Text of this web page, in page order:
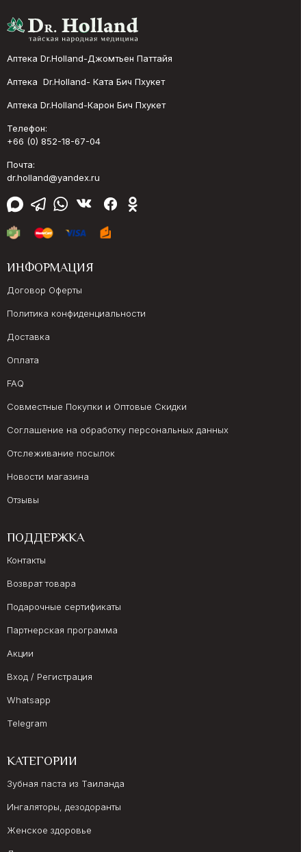
Аптека Dr.Holland-Джомтьен Паттайя
Аптека Dr.Holland- Ката Бич Пхукет
Аптека Dr.Holland-Карон Бич Пхукет
Телефон:
+66 (0) 852-18-67-04
Почта:
dr.holland@yandex.ru
ИНФОРМАЦИЯ
Договор Оферты
Политика конфиденциальности
Доставка
Оплата
FAQ
Совместные Покупки и Оптовые Скидки
Соглашение на обработку персональных данных
Отслеживание посылок
Новости магазина
Отзывы
ПОДДЕРЖКА
Контакты
Возврат товара
Подарочные сертификаты
Партнерская программа
Акции
Вход / Регистрация
Whatsapp
Telegram
КАТЕГОРИИ
Зубная паста из Таиланда
Ингаляторы, дезодоранты
Женское здоровье